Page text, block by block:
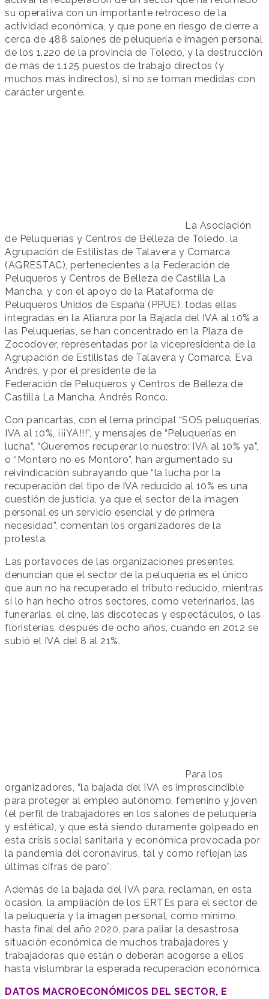
su operativa con un importante retroceso de la
actividad económica, y que pone en riesgo de cierre a
cerca de 488 salones de peluquería e imagen personal
de los 1.220 de la provincia de Toledo, y la destrucción
de más de 1.125 puestos de trabajo directos (y
muchos más indirectos), si no se toman medidas con
carácter urgente.
La Asociación
de Peluquerías y Centros de Belleza de Toledo, la
Agrupación de Estilistas de Talavera y Comarca
(AGRESTAC), pertenecientes a la Federación de
Peluqueros y Centros de Belleza de Castilla La
Mancha, y con el apoyo de la Plataforma de
Peluqueros Unidos de España (PPUE), todas ellas
integradas en la Alianza por la Bajada del IVA al 10% a
las Peluquerías, se han concentrado en la Plaza de
Zocodover, representadas por la vicepresidenta de la
Agrupación de Estilistas de Talavera y Comarca, Eva
Andrés, y por el presidente de la
Federación de Peluqueros y Centros de Belleza de
Castilla La Mancha, Andrés Ronco.
Con pancartas, con el lema principal “SOS peluquerías,
IVA al 10%, ¡¡¡YA!!!”, y mensajes de “Peluquerías en
lucha”, “Queremos recuperar lo nuestro: IVA al 10% ya”,
o “Montero no es Montoro”, han argumentado su
reivindicación subrayando que “la lucha por la
recuperación del tipo de IVA reducido al 10% es una
cuestión de justicia, ya que el sector de la imagen
personal es un servicio esencial y de primera
necesidad”, comentan los organizadores de la
protesta.
Las portavoces de las organizaciones presentes,
denuncian que el sector de la peluquería es el único
que aun no ha recuperado el tributo reducido, mientras
sí lo han hecho otros sectores, como veterinarios, las
funerarias, el cine, las discotecas y espectáculos, o las
floristerías, después de ocho años, cuando en 2012 se
subió el IVA del 8 al 21%.
Para los
organizadores, “la bajada del IVA es imprescindible
para proteger al empleo autónomo, femenino y joven
(el perfil de trabajadores en los salones de peluquería
y estética), y que está siendo duramente golpeado en
esta crisis social sanitaria y económica provocada por
la pandemia del coronavirus, tal y como reflejan las
últimas cifras de paro”.
Además de la bajada del IVA para, reclaman, en esta
ocasión, la ampliación de los ERTEs para el sector de
la peluquería y la imagen personal, como mínimo,
hasta final del año 2020, para paliar la desastrosa
situación económica de muchos trabajadores y
trabajadoras que están o deberán acogerse a ellos
hasta vislumbrar la esperada recuperación económica.
DATOS MACROECONÓMICOS DEL SECTOR, E